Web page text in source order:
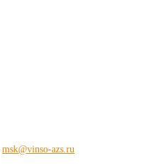
msk@vinso-azs.ru